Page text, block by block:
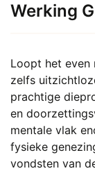
Werking
Loopt het even
zelfs
prachtige
en
mentale vlak
fysieke
vondsten van